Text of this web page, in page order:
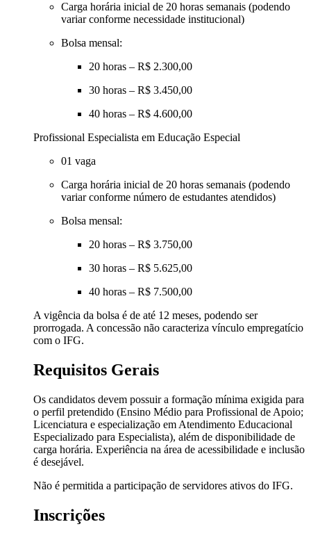
Carga horária inicial de 20 horas semanais (podendo
variar conforme necessidade institucional)
Bolsa mensal:
20 horas – R$ 2.300,00
30 horas – R$ 3.450,00
40 horas – R$ 4.600,00
Profissional Especialista em Educação Especial
01 vaga
Carga horária inicial de 20 horas semanais (podendo
variar conforme número de estudantes atendidos)
Bolsa mensal:
20 horas – R$ 3.750,00
30 horas – R$ 5.625,00
40 horas – R$ 7.500,00
A vigência da bolsa é de até 12 meses, podendo ser
prorrogada. A concessão não caracteriza vínculo empregatício
com o IFG.
Requisitos Gerais
Os candidatos devem possuir a formação mínima exigida para
o perfil pretendido (Ensino Médio para Profissional de Apoio;
Licenciatura e especialização em Atendimento Educacional
Especializado para Especialista), além de disponibilidade de
carga horária. Experiência na área de acessibilidade e inclusão
é desejável.
Não é permitida a participação de servidores ativos do IFG.
Inscrições